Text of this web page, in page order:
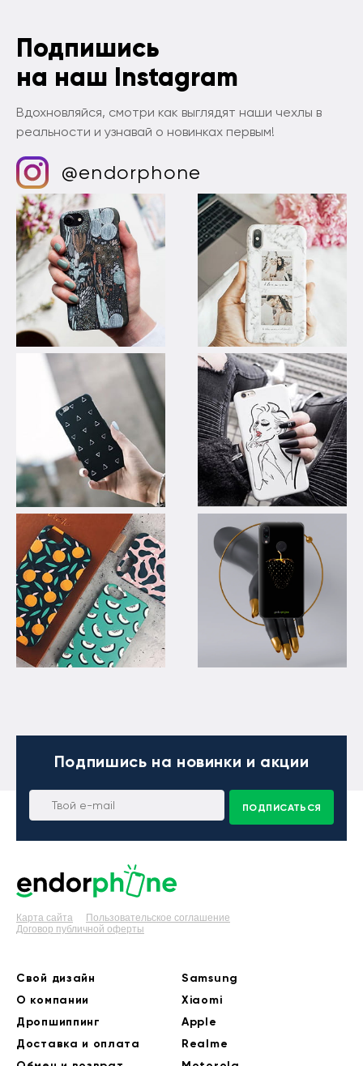
Подпишись
на наш Instagram
Вдохновляйся, смотри как выглядят наши чехлы в
реальности и узнавай о новинках первым!
@endorphone
Подпишись на новинки и акции
ПОДПИСАТЬСЯ
Карта сайта
Пользовательское соглашение
Договор публичной оферты
Свой дизайн
О компании
Дропшиппинг
Доставка и оплата
Samsung
Xiaomi
Apple
Realme